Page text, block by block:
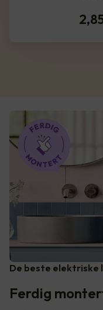
De beste elektriske
Ferdig